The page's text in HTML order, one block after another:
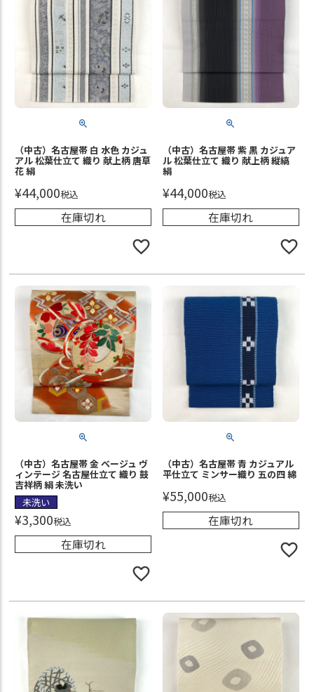
（中古）名古屋帯 白 水色 カジュ
アル 松葉仕立て 織り 献上柄 唐草
花 絹
¥44,000税込
在庫切れ
（中古）名古屋帯 紫 黒 カジュア
ル 松葉仕立て 織り 献上柄 縦縞
絹
¥44,000税込
在庫切れ
（中古）名古屋帯 金 ベージュ ヴ
ィンテージ 名古屋仕立て 織り 鼓
吉祥柄 絹 未洗い
未洗い
¥3,300税込
在庫切れ
（中古）名古屋帯 青 カジュアル
平仕立て ミンサー織り 五の四 綿
¥55,000税込
在庫切れ